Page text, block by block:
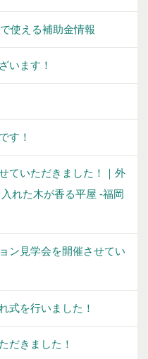
使える補助金情報
います！
す！
ていただきました！｜外
れた木が香る平屋 -福岡
ン見学会を開催させてい
式を行いました！
だきました！